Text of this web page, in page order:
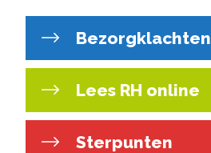
Bezorgklachten
Lees RH online
Sterpunten